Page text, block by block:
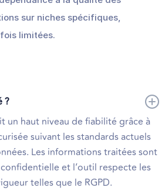
sur niches spécifiques,
limitées.
?
un haut niveau de fiabilité grâce à
suivant les standards actuels
Les informations traitées sont
et l’outil respecte les
telles que le RGPD.